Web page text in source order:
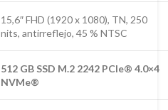
15,6″ FHD (1920 x 1080), TN, 250
nits, antirreflejo, 45 % NTSC
512 GB SSD M.2 2242 PCIe® 4.0×4
NVMe®